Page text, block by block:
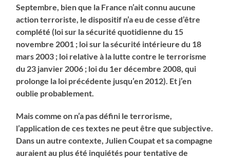
Septembre, bien que la France n’ait connu aucune
action terroriste, le dispositif n’a eu de cesse d’être
complété (loi sur la sécurité quotidienne du 15
novembre 2001 ; loi sur la sécurité intérieure du 18
mars 2003 ; loi relative à la lutte contre le terrorisme
du 23 janvier 2006 ; loi du 1er décembre 2008, qui
prolonge la loi précédente jusqu’en 2012). Et j’en
oublie probablement.
Mais comme on n’a pas défini le terrorisme,
l’application de ces textes ne peut être que subjective.
Dans un autre contexte, Julien Coupat et sa compagne
auraient au plus été inquiétés pour tentative de